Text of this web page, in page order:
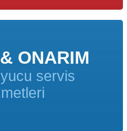
ONARIM
servis